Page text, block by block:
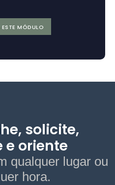
MÓDULO
solicite,
e oriente
qualquer lugar ou
hora.